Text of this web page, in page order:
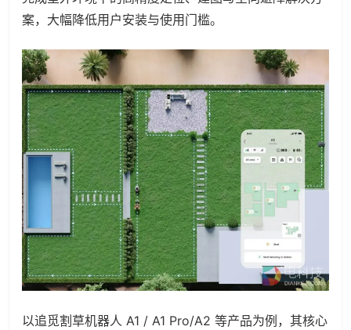
案，大幅降低用户安装与使用门槛。
以追觅割草机器人 A1 / A1 Pro/A2 等产品为例，其核心